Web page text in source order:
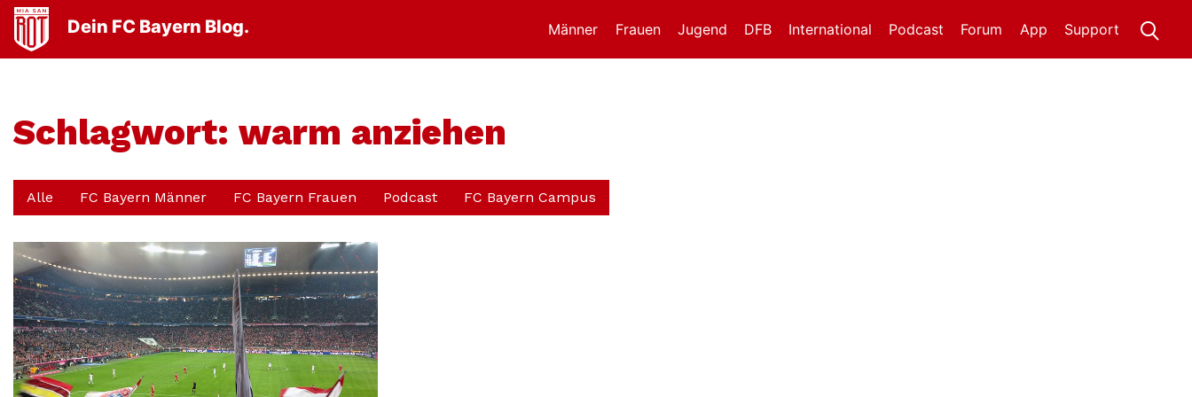
Dein FC Bayern Blog. Männer Frauen Jugend DFB International Support
App
Forum
Podcast
Schlagwort: warm anziehen
Alle FC Bayern Männer FC Bayern Frauen Podcast FC Bayern Campus